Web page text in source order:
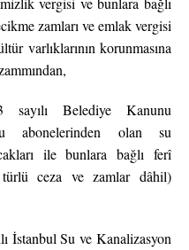
zamları ve emlak vergisi
varlıklarının korunmasına
Belediye Kanunu
abonelerinden olan su
ile bunlara bağlı ferî
türlü ceza ve zamlar dâhil)
İstanbul Su ve Kanalizasyon